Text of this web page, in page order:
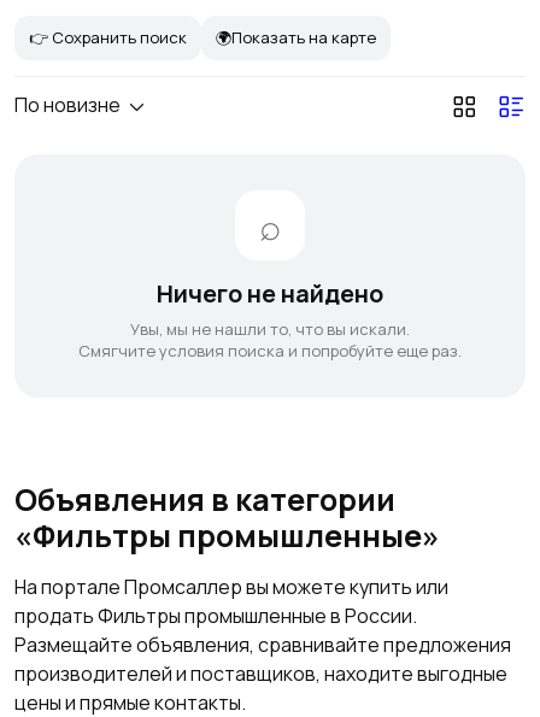
👉 Сохранить поиск 🌍Показать на карте
По новизне
Ничего не найдено
Увы, мы не нашли то, что вы искали.
Смягчите условия поиска и попробуйте еще раз.
Объявления в категории
«Фильтры промышленные»
На портале Промсаллер вы можете купить или
продать Фильтры промышленные в России.
Размещайте объявления, сравнивайте предложения
производителей и поставщиков, находите выгодные
цены и прямые контакты.